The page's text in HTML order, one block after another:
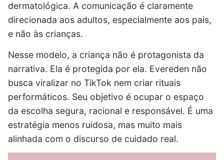
dermatológica. A comunicação é claramente
direcionada aos adultos, especialmente aos pais,
e não às crianças.
Nesse modelo, a criança não é protagonista da
narrativa. Ela é protegida por ela. Evereden não
busca viralizar no TikTok nem criar rituais
performáticos. Seu objetivo é ocupar o espaço
da escolha segura, racional e responsável. É uma
estratégia menos ruidosa, mas muito mais
alinhada com o discurso de cuidado real.